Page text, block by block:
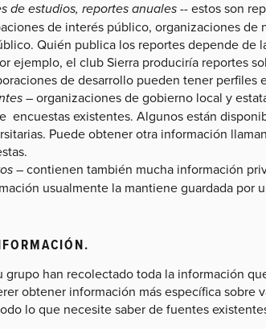
de estudios, reportes anuales-- estos son
de interés público, organizaciones de
Quién publica los reportes depende de
ejemplo, el club Sierra produciría reportes
de desarrollo pueden tener perfiles
– organizaciones de gobierno local y
encuestas existentes. Algunos están
Puede obtener otra información
– contienen también mucha información
usualmente la mantiene guardada por
grupo han recolectado toda la información
obtener información más específica sobre
lo que necesite saber de fuentes